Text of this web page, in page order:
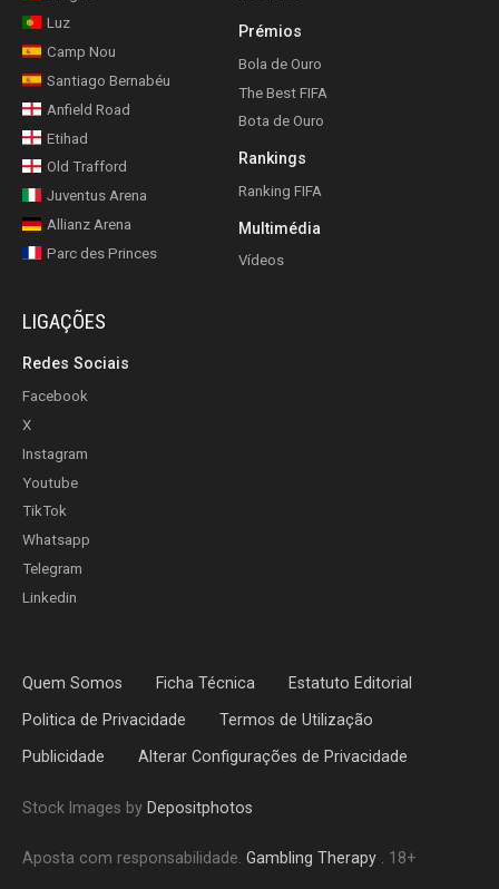
Luz
Camp Nou
Santiago Bernabéu
Anfield Road
Etihad
Old Trafford
Juventus Arena
Allianz Arena
Parc des Princes
Prémios
Bola de Ouro
The Best FIFA
Bota de Ouro
Rankings
Ranking FIFA
Multimédia
Vídeos
LIGAÇÕES
Redes Sociais
Facebook
X
Instagram
Youtube
TikTok
Whatsapp
Telegram
Linkedin
Quem Somos Ficha Técnica Estatuto Editorial
Politica de Privacidade Termos de Utilização
Publicidade Alterar Configurações de Privacidade
Stock Images by Depositphotos
Aposta com responsabilidade. Gambling Therapy. 18+